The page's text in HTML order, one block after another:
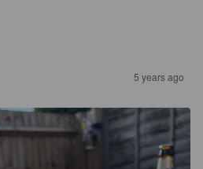
5 years ago